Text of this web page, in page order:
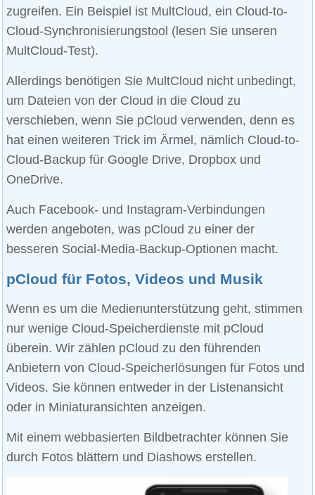
zugreifen. Ein Beispiel ist MultCloud, ein Cloud-to-
Cloud-Synchronisierungstool (lesen Sie unseren
MultCloud-Test).
Allerdings benötigen Sie MultCloud nicht unbedingt,
um Dateien von der Cloud in die Cloud zu
verschieben, wenn Sie pCloud verwenden, denn es
hat einen weiteren Trick im Ärmel, nämlich Cloud-to-
Cloud-Backup für Google Drive, Dropbox und
OneDrive.
Auch Facebook- und Instagram-Verbindungen
werden angeboten, was pCloud zu einer der
besseren Social-Media-Backup-Optionen macht.
pCloud für Fotos, Videos und Musik
Wenn es um die Medienunterstützung geht, stimmen
nur wenige Cloud-Speicherdienste mit pCloud
überein. Wir zählen pCloud zu den führenden
Anbietern von Cloud-Speicherlösungen für Fotos und
Videos. Sie können entweder in der Listenansicht
oder in Miniaturansichten anzeigen.
Mit einem webbasierten Bildbetrachter können Sie
durch Fotos blättern und Diashows erstellen.